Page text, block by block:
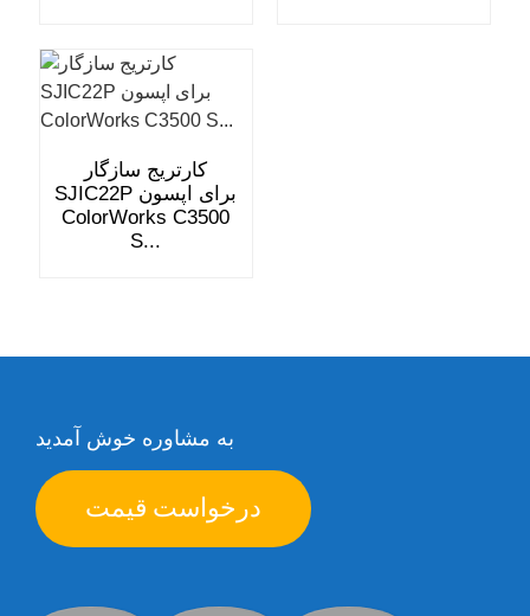
کارتریج سازگار
SJIC22P برای اپسون
ColorWorks C3500
S...
به مشاوره خوش آمدید
درخواست قیمت